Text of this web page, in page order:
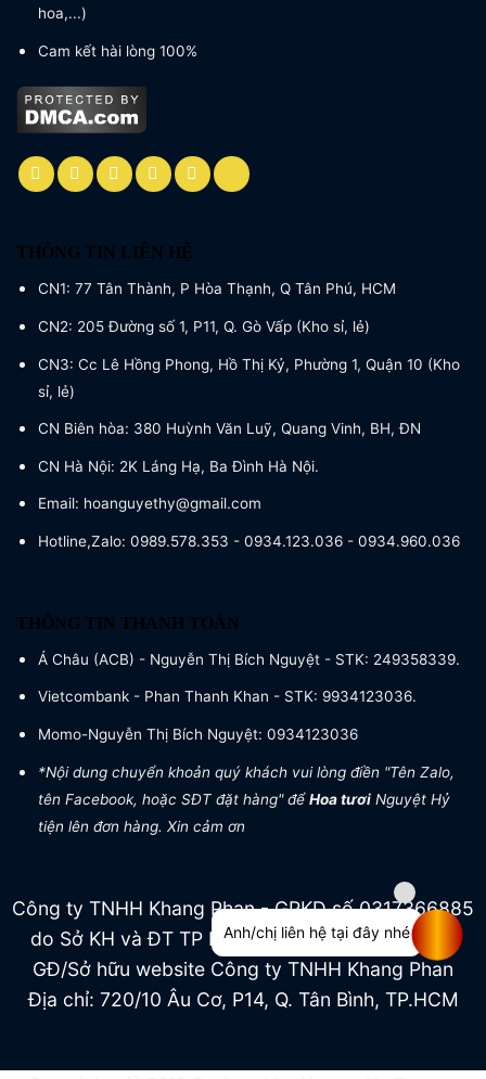
hoa,...)
Cam kết hài lòng 100%
THÔNG TIN LIÊN HỆ
CN1: 77 Tân Thành, P Hòa Thạnh, Q Tân Phú, HCM
CN2: 205 Đường số 1, P11, Q. Gò Vấp (Kho sỉ, lẻ)
CN3: Cc Lê Hồng Phong, Hồ Thị Kỷ, Phường 1, Quận 10 (Kho
sỉ, lẻ)
CN Biên hòa: 380 Huỳnh Văn Luỹ, Quang Vinh, BH, ĐN
CN Hà Nội: 2K Láng Hạ, Ba Đình Hà Nội.
Email: hoanguyethy@gmail.com
Hotline,Zalo: 0989.578.353 - 0934.123.036 - 0934.960.036
THÔNG TIN THANH TOÁN
Á Châu (ACB) - Nguyễn Thị Bích Nguyệt - STK: 249358339.
Vietcombank - Phan Thanh Khan - STK: 9934123036.
Momo-Nguyễn Thị Bích Nguyệt: 0934123036
*Nội dung chuyển khoản quý khách vui lòng điền "Tên Zalo,
tên Facebook, hoặc SĐT đặt hàng" đểHoa tươi Nguyệt Hỷ
tiện lên đơn hàng. Xin cảm ơn
Công ty TNHH Khang Phan - GPKD số 0317366885
do Sở KH và ĐT TP HCM cấp ngày 04/07/2022
GĐ/Sở hữu website Công ty TNHH Khang Phan
Địa chỉ: 720/10 Âu Cơ, P14, Q. Tân Bình, TP.HCM
Anh/chị liên hệ tại đây nhé